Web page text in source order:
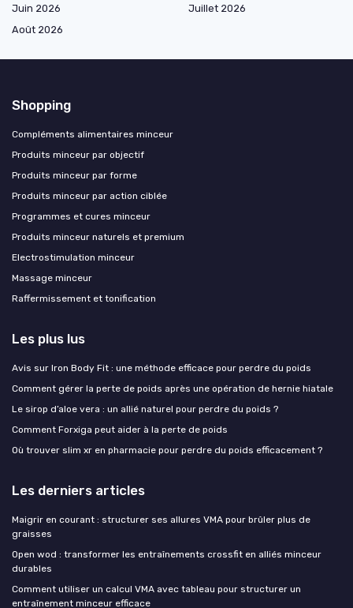
Juin 2026
Juillet 2026
Août 2026
Shopping
Compléments alimentaires minceur
Produits minceur par objectif
Produits minceur par forme
Produits minceur par action ciblée
Programmes et cures minceur
Produits minceur naturels et premium
Electrostimulation minceur
Massage minceur
Raffermissement et tonification
Les plus lus
Avis sur Iron Body Fit : une méthode efficace pour perdre du poids
Comment gérer la perte de poids après une opération de hernie hiatale
Le sirop d’aloe vera : un allié naturel pour perdre du poids ?
Comment Forxiga peut aider à la perte de poids
Où trouver slim xr en pharmacie pour perdre du poids efficacement ?
Les derniers articles
Maigrir en courant : structurer ses allures VMA pour brûler plus de
graisses
Open wod : transformer les entraînements crossfit en alliés minceur
durables
Comment utiliser un calcul VMA avec tableau pour structurer un
entraînement minceur efficace